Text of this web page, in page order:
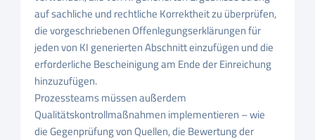
auf sachliche und rechtliche Korrektheit zu überprüfen,
die vorgeschriebenen Offenlegungserklärungen für
jeden von KI generierten Abschnitt einzufügen und die
erforderliche Bescheinigung am Ende der Einreichung
hinzuzufügen.
Prozessteams müssen außerdem
Qualitätskontrollmaßnahmen implementieren – wie
die Gegenprüfung von Quellen, die Bewertung der